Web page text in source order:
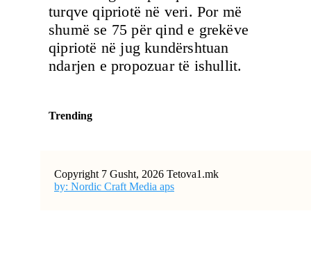
turqve qipriotë në veri. Por më
shumë se 75 për qind e grekëve
qipriotë në jug kundërshtuan
ndarjen e propozuar të ishullit.
Trending
Copyright 7 Gusht, 2026 Tetova1.mk
by: Nordic Craft Media aps